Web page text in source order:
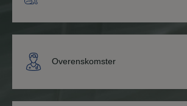
Overenskomster